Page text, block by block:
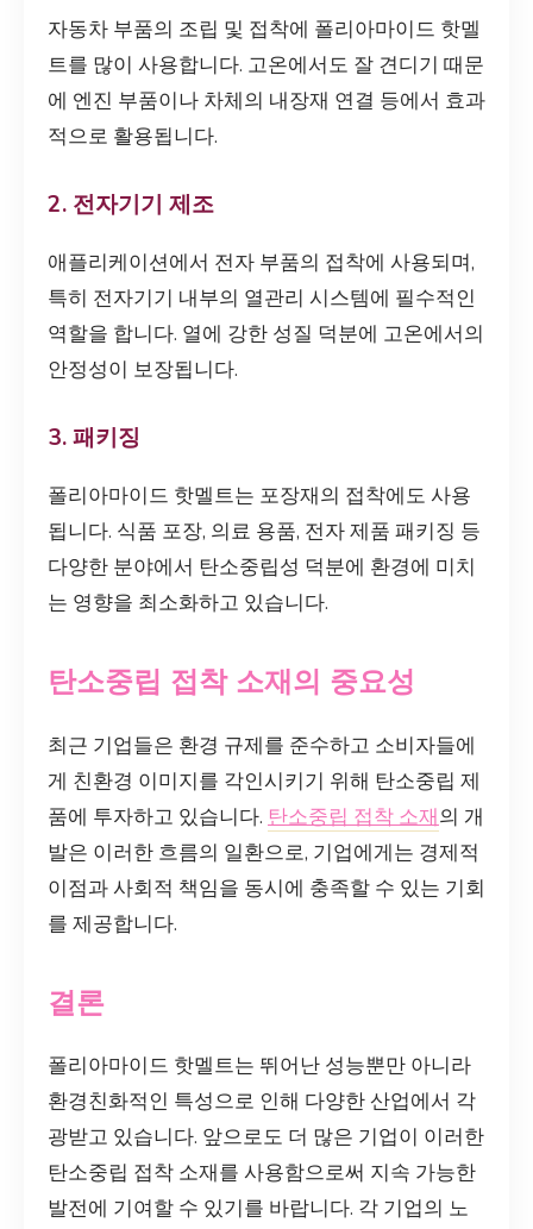
자동차 부품의 조립 및 접착에 폴리아마이드 핫멜
트를 많이 사용합니다. 고온에서도 잘 견디기 때문
에 엔진 부품이나 차체의 내장재 연결 등에서 효과
적으로 활용됩니다.
2. 전자기기 제조
애플리케이션에서 전자 부품의 접착에 사용되며,
특히 전자기기 내부의 열관리 시스템에 필수적인
역할을 합니다. 열에 강한 성질 덕분에 고온에서의
안정성이 보장됩니다.
3. 패키징
폴리아마이드 핫멜트는 포장재의 접착에도 사용
됩니다. 식품 포장, 의료 용품, 전자 제품 패키징 등
다양한 분야에서 탄소중립성 덕분에 환경에 미치
는 영향을 최소화하고 있습니다.
탄소중립 접착 소재의 중요성
최근 기업들은 환경 규제를 준수하고 소비자들에
게 친환경 이미지를 각인시키기 위해 탄소중립 제
품에 투자하고 있습니다. 탄소중립 접착 소재의 개
발은 이러한 흐름의 일환으로, 기업에게는 경제적
이점과 사회적 책임을 동시에 충족할 수 있는 기회
를 제공합니다.
결론
폴리아마이드 핫멜트는 뛰어난 성능뿐만 아니라
환경친화적인 특성으로 인해 다양한 산업에서 각
광받고 있습니다. 앞으로도 더 많은 기업이 이러한
탄소중립 접착 소재를 사용함으로써 지속 가능한
발전에 기여할 수 있기를 바랍니다. 각 기업의 노